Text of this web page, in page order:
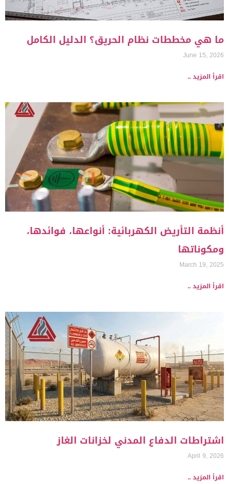
ما هي مخططات نظام الحريق؟ الدليل الكامل
June 15, 2026
اقرأ المزيد ..
أنظمة التأريض الكهربائية: أنواعها، فوائدها،
ومكوناتها
March 19, 2025
اقرأ المزيد ..
اشتراطات الدفاع المدني لخزانات الغاز
April 9, 2026
اقرأ المزيد ..